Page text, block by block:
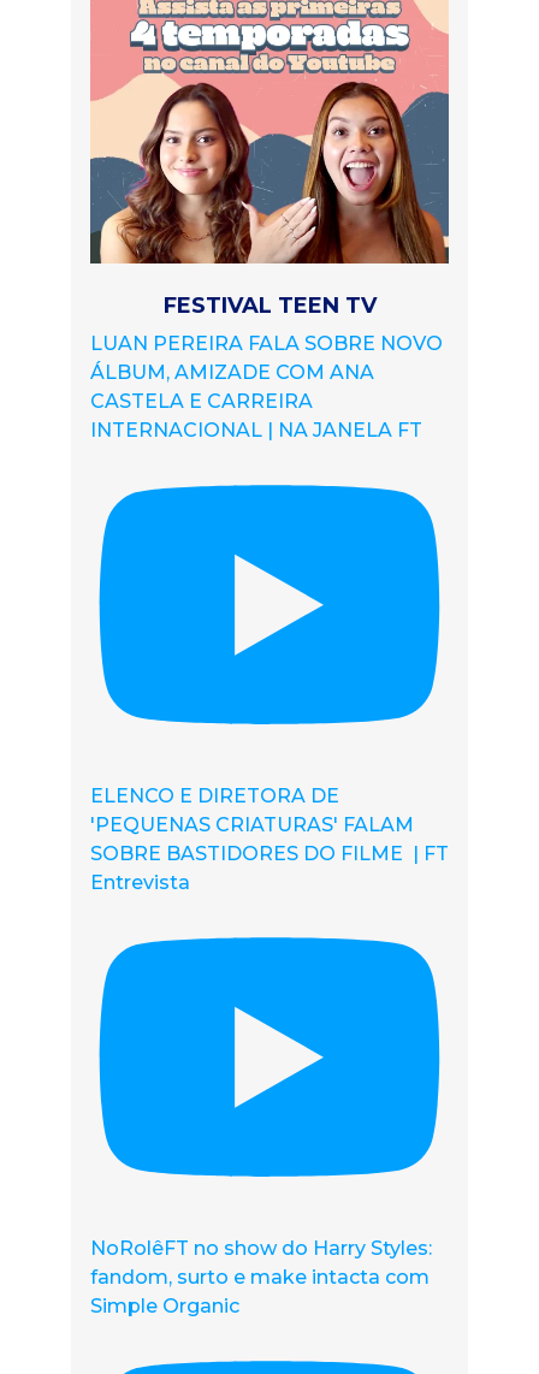
FESTIVAL TEEN TV
LUAN PEREIRA FALA SOBRE NOVO
ÁLBUM, AMIZADE COM ANA
CASTELA E CARREIRA
INTERNACIONAL | NA JANELA FT
ELENCO E DIRETORA DE
'PEQUENAS CRIATURAS' FALAM
SOBRE BASTIDORES DO FILME | FT
Entrevista
NoRolêFT no show do Harry Styles:
fandom, surto e make intacta com
Simple Organic